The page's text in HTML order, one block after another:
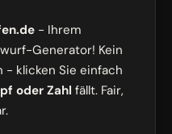
- Ihrem
Generator! Kein
- klicken Sie einfach
oder Zahl fällt. Fair,